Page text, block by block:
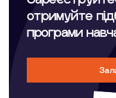
отримуйте
програми